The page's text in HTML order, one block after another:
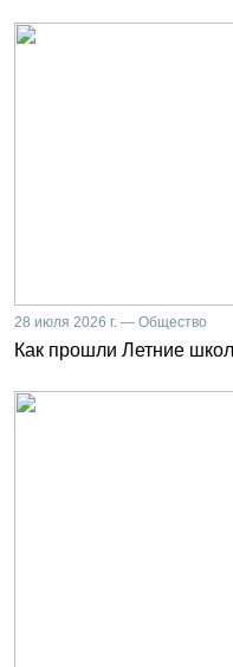
28 июля 2026 г. — Общество
Как прошли Летние